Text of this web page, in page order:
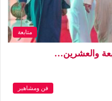
متابعة
والعشرين…
فن ومشاهير